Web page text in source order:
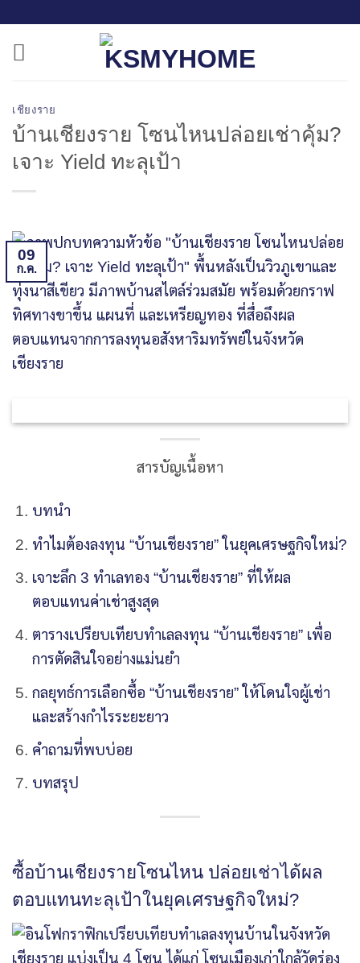
เชียงราย
บ้านเชียงราย โซนไหนปล่อยเช่าคุ้ม?
เจาะ Yield ทะลุเป้า
09
ก.ค.
สารบัญเนื้อหา
บทนำ
ทำไมต้องลงทุน “บ้านเชียงราย” ในยุคเศรษฐกิจใหม่?
เจาะลึก 3 ทำเลทอง “บ้านเชียงราย” ที่ให้ผล
ตอบแทนค่าเช่าสูงสุด
ตารางเปรียบเทียบทำเลลงทุน “บ้านเชียงราย” เพื่อ
การตัดสินใจอย่างแม่นยำ
กลยุทธ์การเลือกซื้อ “บ้านเชียงราย” ให้โดนใจผู้เช่า
และสร้างกำไรระยะยาว
คำถามที่พบบ่อย
บทสรุป
ซื้อบ้านเชียงรายโซนไหน ปล่อยเช่าได้ผล
ตอบแทนทะลุเป้าในยุคเศรษฐกิจใหม่?